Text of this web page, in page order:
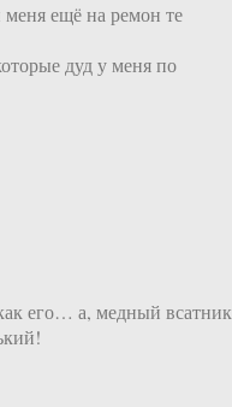
ещё на ремон те
дуд у меня по
его… а, медный